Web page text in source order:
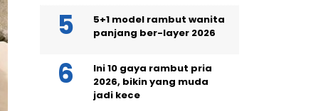
5+1 model rambut wanita
panjang ber-layer 2026
Ini 10 gaya rambut pria
2026, bikin yang muda
jadi kece